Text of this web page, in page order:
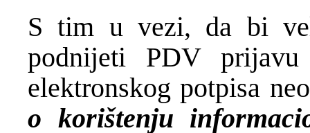
S tim u vezi, da bi
podnijeti PDV
elektronskog potpisa
o korištenju